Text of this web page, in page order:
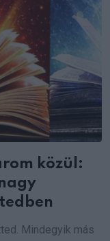
közül:
Mindegyik más